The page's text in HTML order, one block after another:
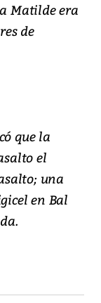
Matilde era
de
que la
el
una
en Bal